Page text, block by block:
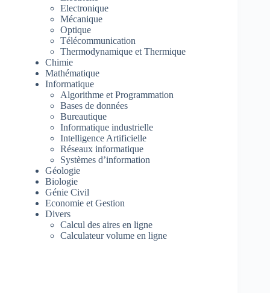
Electronique
Mécanique
Optique
Télécommunication
Thermodynamique et Thermique
Chimie
Mathématique
Informatique
Algorithme et Programmation
Bases de données
Bureautique
Informatique industrielle
Intelligence Artificielle
Réseaux informatique
Systèmes d’information
Géologie
Biologie
Génie Civil
Economie et Gestion
Divers
Calcul des aires en ligne
Calculateur volume en ligne